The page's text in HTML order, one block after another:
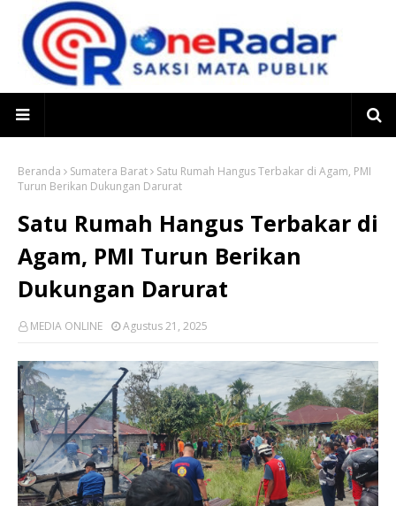
Beranda Sumatera Barat
Satu Rumah Hangus Terbakar di Agam, PMI
Turun Berikan Dukungan Darurat
Satu Rumah Hangus Terbakar di
Agam, PMI Turun Berikan
Dukungan Darurat
MEDIA ONLINE Agustus 21, 2025